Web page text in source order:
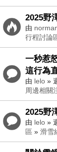
2025野
由
行程討論
一秒惹
這行為
由 lelo »
周邊相關
2025野
由 lelo »
區 » 滑雪